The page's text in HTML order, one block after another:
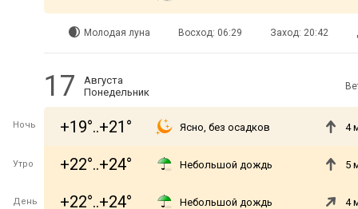
Молодая луна Восход: 06:29 Заход: 20:42
17
Августа
Понедельник
Ночь +19°..+21° Ясно, без осадков 4
Утро +22°..+24° Небольшой дождь 5
День +22°..+24° Небольшой дождь 4